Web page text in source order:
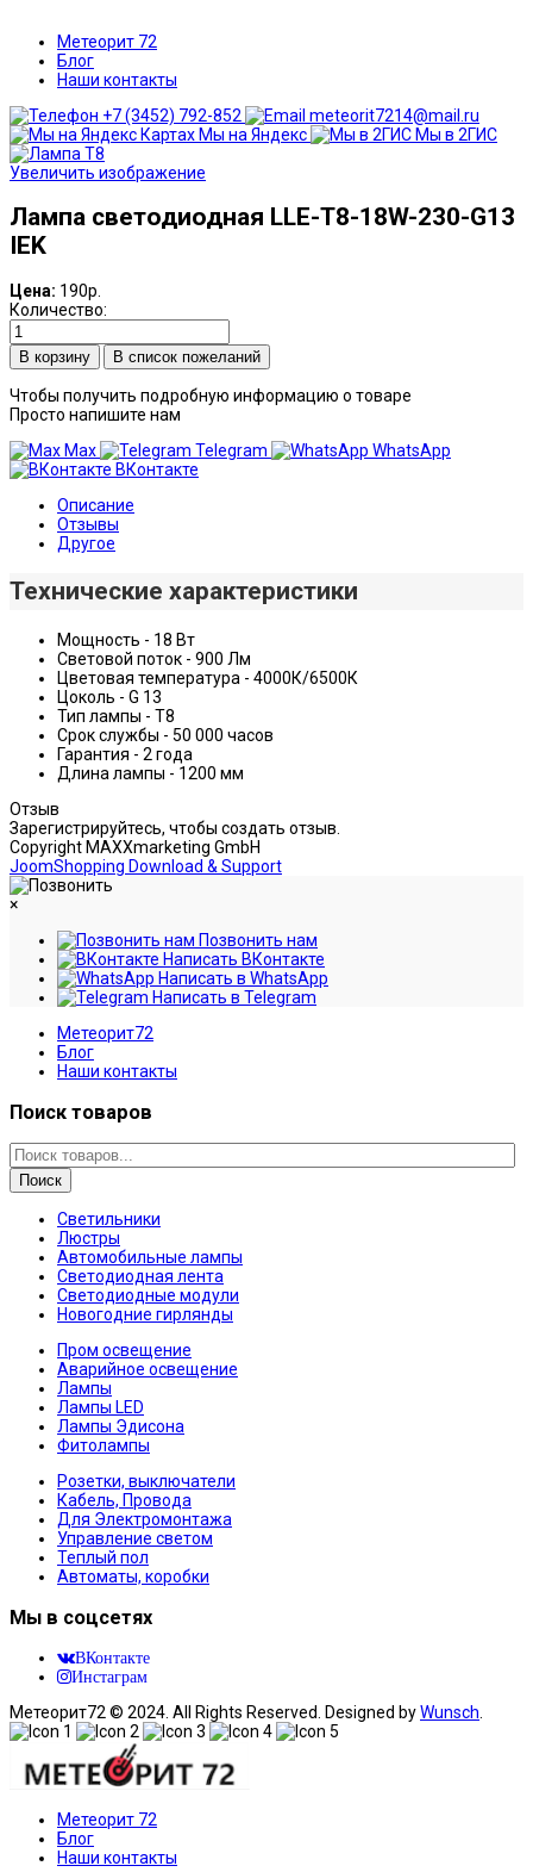
Метеорит 72
Блог
Наши контакты
+7 (3452) 792-852
meteorit7214@mail.ru
Мы на Яндекс
Мы в 2ГИС
Увеличить изображение
Лампа светодиодная LLE-T8-18W-230-G13
IEK
Цена: 190р.
Количество:
В список пожеланий
Чтобы получить подробную информацию о товаре
Просто напишите нам
Max
Telegram
WhatsApp
ВКонтакте
Описание
Отзывы
Другое
Технические характеристики
Мощность - 18 Вт
Световой поток - 900 Лм
Цветовая температура - 4000К/6500К
Цоколь - G 13
Тип лампы - Т8
Срок службы - 50 000 часов
Гарантия - 2 года
Длина лампы - 1200 мм
Отзыв
Зарегистрируйтесь, чтобы создать отзыв.
Copyright MAXXmarketing GmbH
JoomShopping Download & Support
×
Позвонить нам
Написать ВКонтакте
Написать в WhatsApp
Написать в Telegram
Метеорит72
Блог
Наши контакты
Поиск товаров
Поиск
Светильники
Люстры
Автомобильные лампы
Светодиодная лента
Светодиодные модули
Новогодние гирлянды
Пром освещение
Аварийное освещение
Лампы
Лампы LED
Лампы Эдисона
Фитолампы
Розетки, выключатели
Кабель, Провода
Для Электромонтажа
Управление светом
Теплый пол
Автоматы, коробки
Мы в соцсетях
ВКонтакте
Инстаграм
Метеорит72 © 2024. All Rights Reserved. Designed byWunsch
Метеорит 72
Блог
Наши контакты